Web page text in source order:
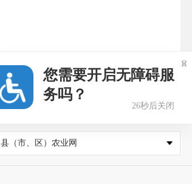
县（市、区）农业网
您需要开启无障碍服
务吗？
25秒后关闭
